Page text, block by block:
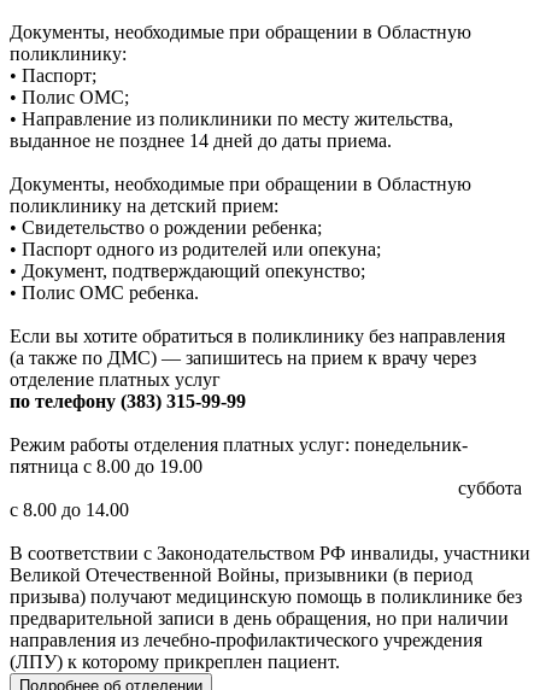
Документы, необходимые при обращении в Областную
поликлинику:
• Паспорт;
• Полис ОМС;
• Направление из поликлиники по месту жительства,
выданное не позднее 14 дней до даты приема.
Документы, необходимые при обращении в Областную
поликлинику на детский прием:
• Свидетельство о рождении ребенка;
• Паспорт одного из родителей или опекуна;
• Документ, подтверждающий опекунство;
• Полис ОМС ребенка.
Если вы хотите обратиться в поликлинику без направления
(а также по ДМС) — запишитесь на прием к врачу через
отделение платных услуг
по телефону (383) 315-99-99
Режим работы отделения платных услуг: понедельник-
пятница с 8.00 до 19.00
суббота
с 8.00 до 14.00
В соответствии с Законодательством РФ инвалиды, участники
Великой Отечественной Войны, призывники (в период
призыва) получают медицинскую помощь в поликлинике без
предварительной записи в день обращения, но при наличии
направления из лечебно-профилактического учреждения
(ЛПУ) к которому прикреплен пациент.
Подробнее об отделении